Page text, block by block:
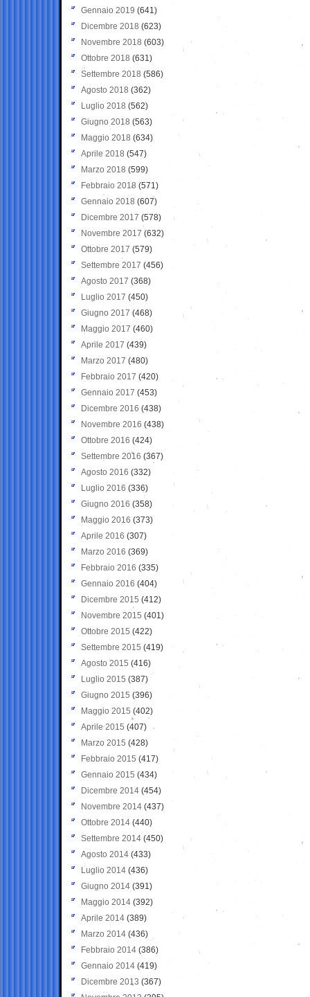
Gennaio 2019 (641)
Dicembre 2018 (623)
Novembre 2018 (603)
Ottobre 2018 (631)
Settembre 2018 (586)
Agosto 2018 (362)
Luglio 2018 (562)
Giugno 2018 (563)
Maggio 2018 (634)
Aprile 2018 (547)
Marzo 2018 (599)
Febbraio 2018 (571)
Gennaio 2018 (607)
Dicembre 2017 (578)
Novembre 2017 (632)
Ottobre 2017 (579)
Settembre 2017 (456)
Agosto 2017 (368)
Luglio 2017 (450)
Giugno 2017 (468)
Maggio 2017 (460)
Aprile 2017 (439)
Marzo 2017 (480)
Febbraio 2017 (420)
Gennaio 2017 (453)
Dicembre 2016 (438)
Novembre 2016 (438)
Ottobre 2016 (424)
Settembre 2016 (367)
Agosto 2016 (332)
Luglio 2016 (336)
Giugno 2016 (358)
Maggio 2016 (373)
Aprile 2016 (307)
Marzo 2016 (369)
Febbraio 2016 (335)
Gennaio 2016 (404)
Dicembre 2015 (412)
Novembre 2015 (401)
Ottobre 2015 (422)
Settembre 2015 (419)
Agosto 2015 (416)
Luglio 2015 (387)
Giugno 2015 (396)
Maggio 2015 (402)
Aprile 2015 (407)
Marzo 2015 (428)
Febbraio 2015 (417)
Gennaio 2015 (434)
Dicembre 2014 (454)
Novembre 2014 (437)
Ottobre 2014 (440)
Settembre 2014 (450)
Agosto 2014 (433)
Luglio 2014 (436)
Giugno 2014 (391)
Maggio 2014 (392)
Aprile 2014 (389)
Marzo 2014 (436)
Febbraio 2014 (386)
Gennaio 2014 (419)
Dicembre 2013 (367)